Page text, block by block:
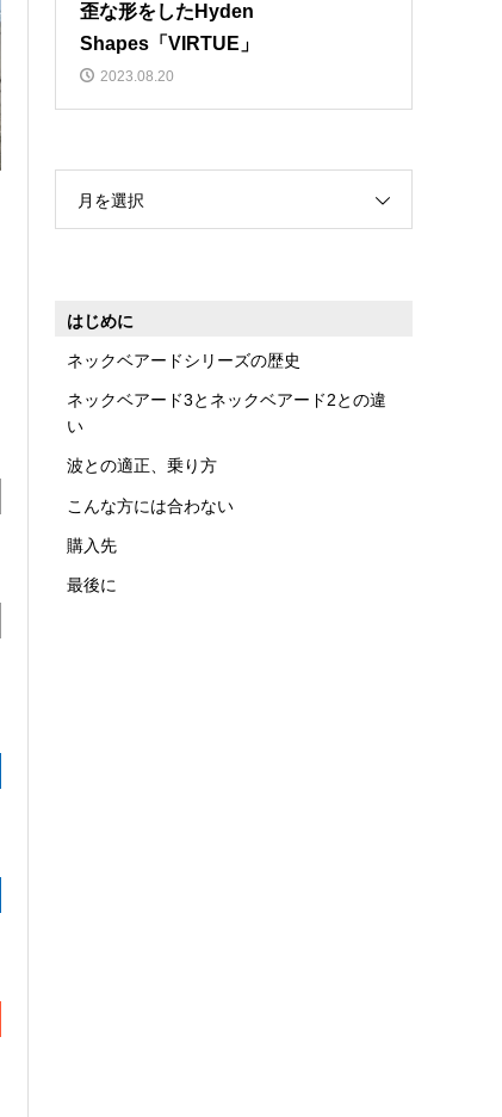
歪な形をしたHyden
Shapes「VIRTUE」
2023.08.20
月を選択
はじめに
ネックベアードシリーズの歴史
ネックベアード3とネックベアード2との違
い
波との適正、乗り方
こんな方には合わない
購入先
最後に